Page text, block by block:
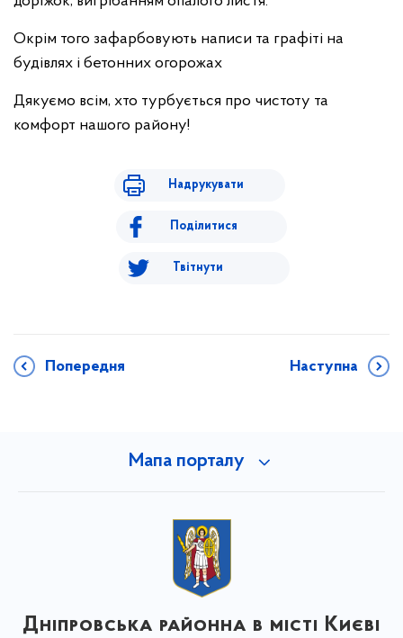
Окрім того зафарбовують написи та графіті на
будівлях і бетонних огорожах
Дякуємо всім, хто турбується про чистоту та
комфорт нашого району!
Надрукувати
Поділитися
Твітнути
Попередня Наступна
Мапа порталу
Дніпровська районна в місті Києві